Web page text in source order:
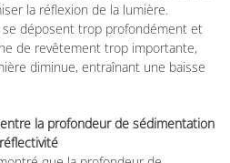
la réflexion de la lumière.
déposent trop profondément et
de revêtement trop importante,
diminue, entraînant une baisse
la profondeur de sédimentation